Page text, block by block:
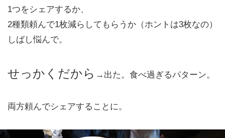
1つをシェアするか、
2種類頼んで1枚減らしてもらうか（ホントは3枚なの）
しばし悩んで。
せっかくだから →出た。食べ過ぎるパターン。
両方頼んでシェアすることに。